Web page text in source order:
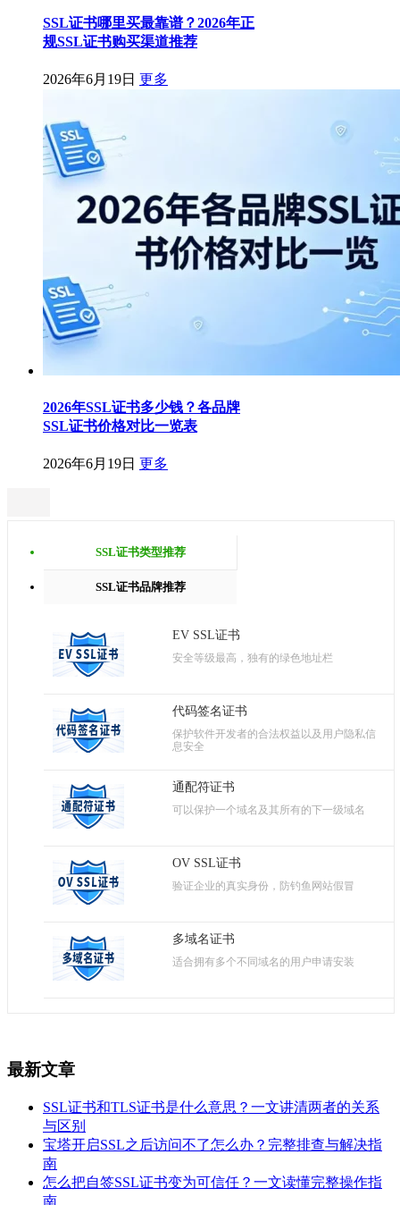
SSL证书哪里买最靠谱？2026年正
规SSL证书购买渠道推荐
2026年6月19日 更多
2026年SSL证书多少钱？各品牌
SSL证书价格对比一览表
2026年6月19日 更多
SSL证书类型推荐
SSL证书品牌推荐
EV SSL证书
安全等级最高，独有的绿色地址栏
代码签名证书
保护软件开发者的合法权益以及用户隐私信
息安全
通配符证书
可以保护一个域名及其所有的下一级域名
OV SSL证书
验证企业的真实身份，防钓鱼网站假冒
多域名证书
适合拥有多个不同域名的用户申请安装
最新文章
SSL证书和TLS证书是什么意思？一文讲清两者的关系
与区别
宝塔开启SSL之后访问不了怎么办？完整排查与解决指
南
怎么把自签SSL证书变为可信任？一文读懂完整操作指
南